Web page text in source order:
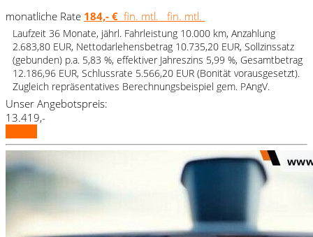
monatliche Rate 184,- € fin. mtl. fin. mtl.
Laufzeit 36 Monate, jährl. Fahrleistung 10.000 km, Anzahlung
2.683,80 EUR, Nettodarlehensbetrag 10.735,20 EUR, Sollzinssatz
(gebunden) p.a. 5,83 %, effektiver Jahreszins 5,99 %, Gesamtbetrag
12.186,96 EUR, Schlussrate 5.566,20 EUR (Bonität vorausgesetzt).
Zugleich repräsentatives Berechnungsbeispiel gem. PAngV.
Unser Angebotspreis:
13.419,-